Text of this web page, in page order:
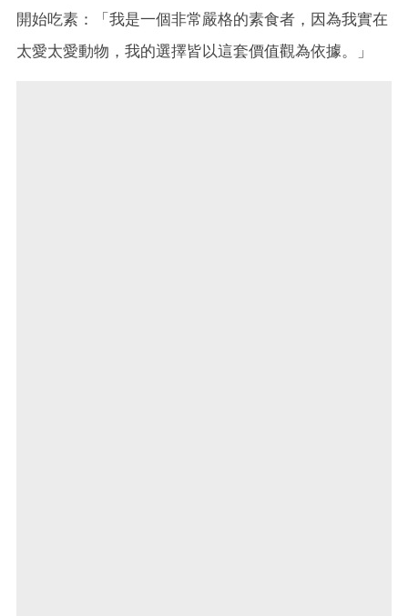
開始吃素：「我是一個非常嚴格的素食者，因為我實在
太愛太愛動物，我的選擇皆以這套價值觀為依據。」